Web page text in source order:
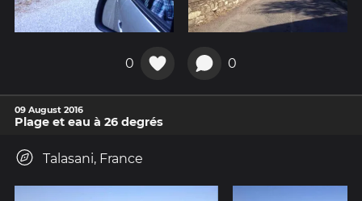
0 0
09 August 2016
Plage et eau à 26 degrés
Talasani, France